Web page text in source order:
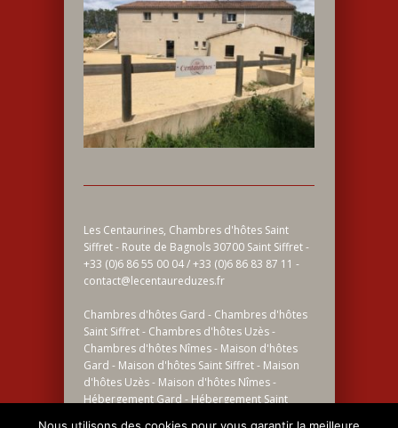
Les Centaurines, Chambres d'hôtes Saint
Siffret - Route de Bagnols 30700 Saint Siffret -
+33 (0)6 86 55 00 04 / +33 (0)6 86 83 87 11 -
contact@lecentaureduzes.fr
Chambres d'hôtes Gard - Chambres d'hôtes
Saint Siffret - Chambres d'hôtes Uzès -
Chambres d'hôtes Nîmes - Maison d'hôtes
Gard - Maison d'hôtes Saint Siffret - Maison
d'hôtes Uzès - Maison d'hôtes Nîmes -
Hébergement Gard - Hébergement Saint